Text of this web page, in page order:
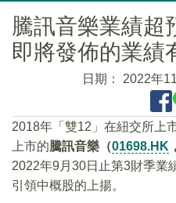
騰訊音樂業績超
即將發佈的業績
日期： 2022年
2018年「雙12」在紐交所上
上市的騰訊音樂（01698.HK
2022年9月30日止第3財季業
引領中概股的上揚。